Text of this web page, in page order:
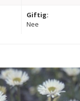
Giftig:
Nee